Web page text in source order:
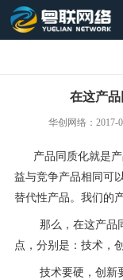
在这产
华创网络：
产品同质化就是
益与竞争产品相同可
替代性产品。我们的
那么，在这产品同
点，分别是：技术，
技术要硬，创新要